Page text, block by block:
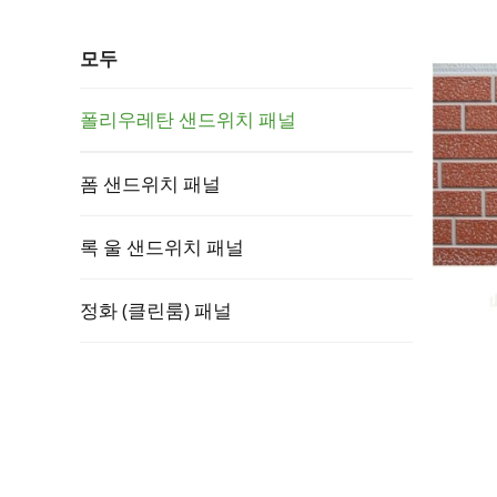
모두
폴리우레탄 샌드위치 패널
폼 샌드위치 패널
록 울 샌드위치 패널
정화 (클린룸) 패널